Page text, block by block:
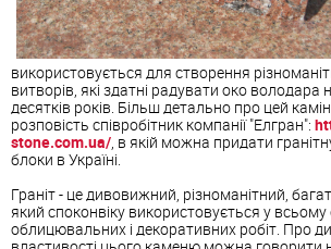
використовується для створення
витворів, які здатні радувати око володара
десятків років. Більш детально про цей
розповість співробітник компанії "Елгран":
stone.com.ua/ , в якій можна придати
блоки в Україні.
Граніт - це дивовижний, різноманітний,
який споконвіку використовується у всьому
облицювальних і декоративних робіт. Про